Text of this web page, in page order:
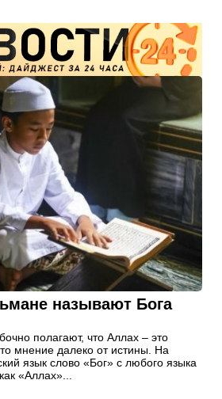
называют Бога
полагают, что Аллах – это
мнение далеко от истины. На
язык слово «Бог» с любого языка
«Аллах»...